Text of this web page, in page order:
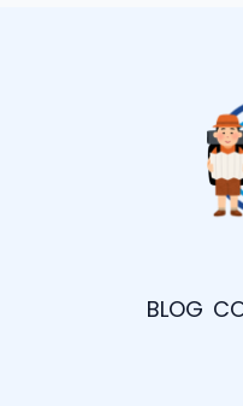
BLOG